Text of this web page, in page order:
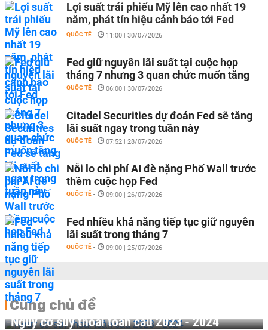
Lợi suất trái phiếu Mỹ lên cao nhất 19
năm, phát tín hiệu cảnh báo tới Fed
QUỐC TẾ - 11:00 | 30/07/2026
Fed giữ nguyên lãi suất tại cuộc họp
tháng 7 nhưng 3 quan chức muốn tăng
QUỐC TẾ - 06:00 | 30/07/2026
Citadel Securities dự đoán Fed sẽ tăng
lãi suất ngay trong tuần này
QUỐC TẾ - 07:52 | 28/07/2026
Nỗi lo chi phí AI đè nặng Phố Wall trước
thềm cuộc họp Fed
QUỐC TẾ - 09:00 | 26/07/2026
Fed nhiều khả năng tiếp tục giữ nguyên
lãi suất trong tháng 7
QUỐC TẾ - 09:00 | 25/07/2026
Cùng chủ đề
Nguy cơ suy thoái toàn cầu 2023 - 2024